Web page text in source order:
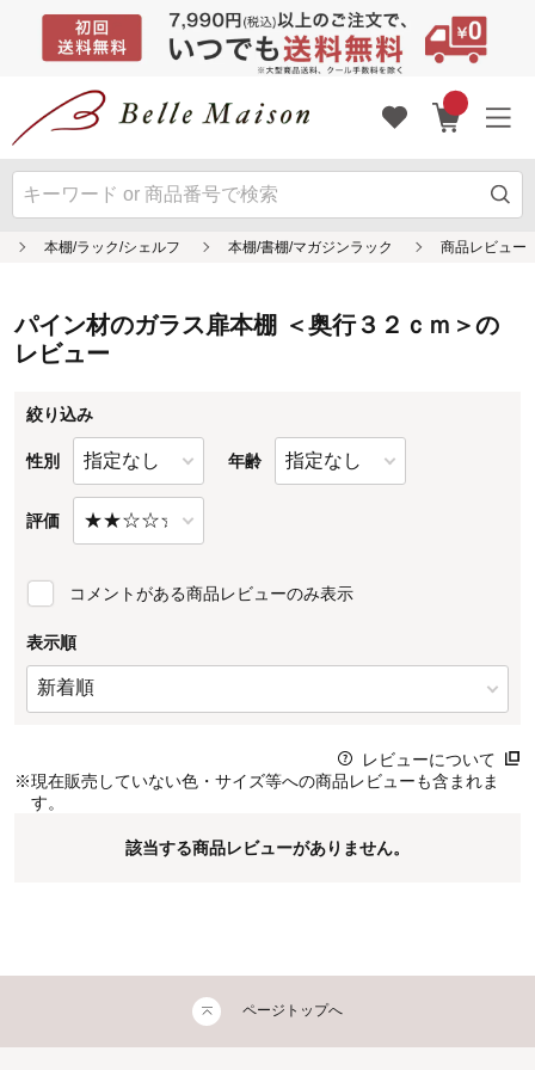
パイン材のガラス扉本棚 ＜奥行３２ｃｍ＞の
レビュー
絞り込み
性別 年齢
評価
コメントがある商品レビューのみ表示
表示順
レビューについて
※現在販売していない色・サイズ等への商品レビューも含まれま
す。
該当する商品レビューがありません。
ページトップへ